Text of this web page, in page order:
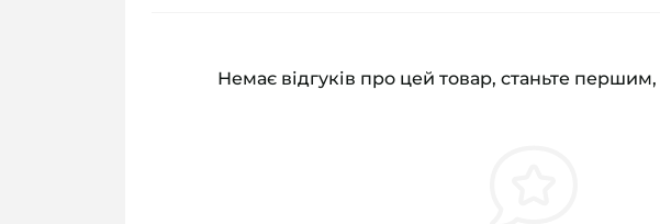
Немає відгуків про цей товар, станьте першим,